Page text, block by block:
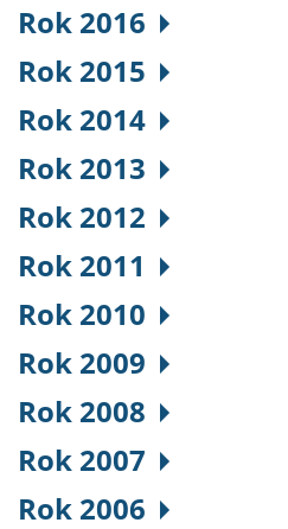
Rok 2016
Rok 2015
Rok 2014
Rok 2013
Rok 2012
Rok 2011
Rok 2010
Rok 2009
Rok 2008
Rok 2007
Rok 2006